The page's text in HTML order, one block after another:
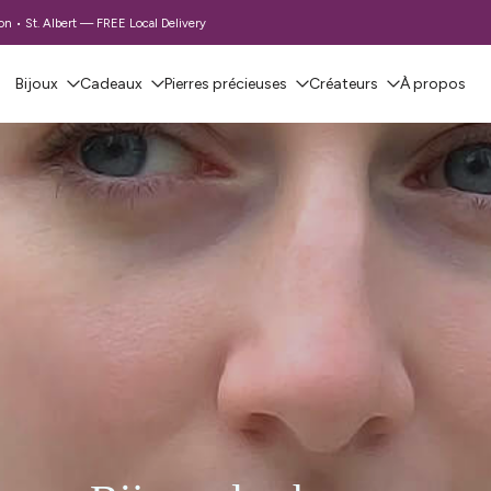
• St. Albert — FREE Local Delivery
Bijoux Cadeaux Pierres précieuses Créateurs À propos